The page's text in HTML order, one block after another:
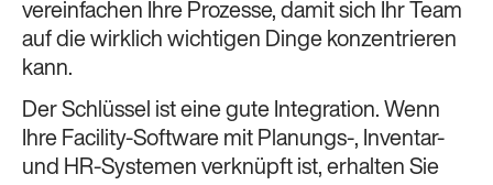
vereinfachen Ihre Prozesse, damit sich Ihr Team
auf die wirklich wichtigen Dinge konzentrieren
kann.
Der Schlüssel ist eine gute Integration. Wenn
Ihre Facility-Software mit Planungs-, Inventar-
und HR-Systemen verknüpft ist, erhalten Sie